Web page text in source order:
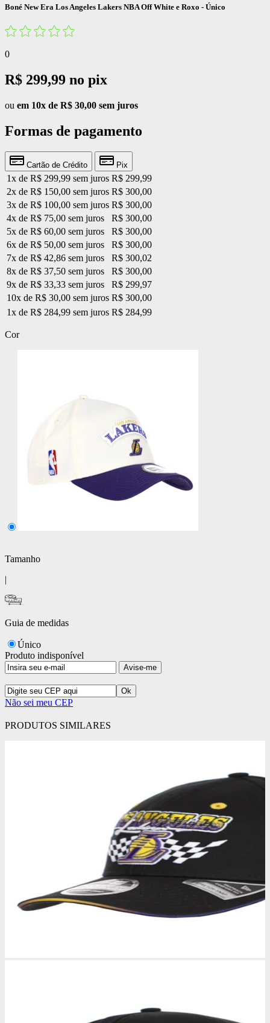
Boné New Era Los Angeles Lakers NBA Off White e Roxo - Único
0
R$ 299,99 no pix
ou em 10x de R$ 30,00 sem juros
Formas de pagamento
Cartão de Crédito Pix
1x de R$ 299,99 sem juros R$ 299,99
2x de R$ 150,00 sem juros R$ 300,00
3x de R$ 100,00 sem juros R$ 300,00
4x de R$ 75,00 sem juros
R$ 300,00
5x de R$ 60,00 sem juros
R$ 300,00
6x de R$ 50,00 sem juros
R$ 300,00
7x de R$ 42,86 sem juros
R$ 300,02
8x de R$ 37,50 sem juros
R$ 300,00
9x de R$ 33,33 sem juros
R$ 299,97
10x de R$ 30,00 sem juros R$ 300,00
1x de R$ 284,99 sem juros R$ 284,99
Cor
Tamanho
|
Guia de medidas
Único
Produto indisponível
Avise-me
Não sei meu CEP
PRODUTOS SIMILARES